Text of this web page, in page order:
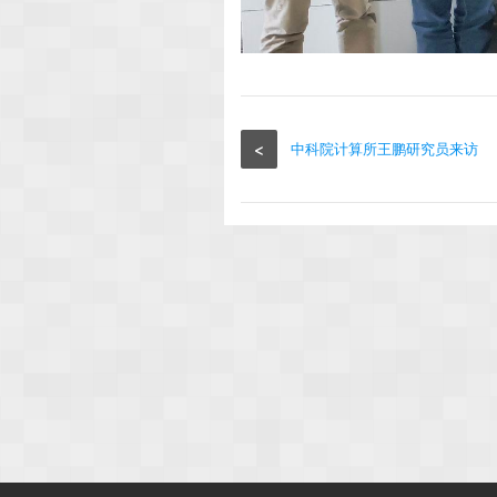
< 中科院计算所王鹏研究员来访